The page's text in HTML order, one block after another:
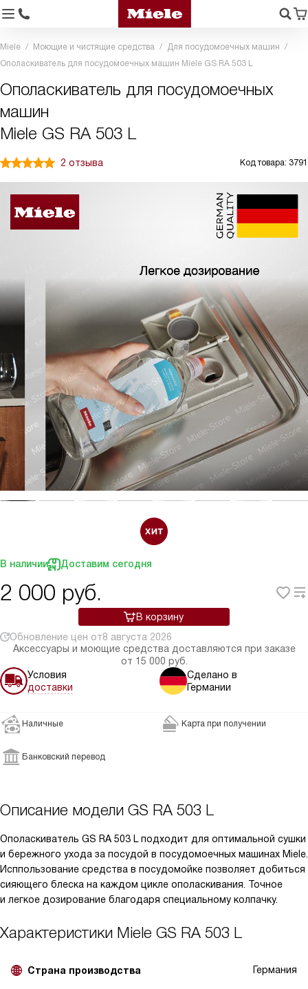
Miele Моющие и чистящие средства
Для посудомоечных машин
Ополаскиватель для посудомоечных машин Miele GS RA 503 L
Ополаскиватель для посудомоечных
машин
Miele GS RA 503 L
2 отзыва Код товара: 3791
В наличии Доставим сегодня
2 000 руб.
В корзину
Обновление цен от8 августа 2026
Аксессуары и моющие средства доставляются при заказе
от 15 000 руб.
Условия
доставки
Сделано в
Германии
Наличные Карта при получении
Банковский перевод
Описание модели GS RA 503 L
Ополаскиватель GS RA 503 L подходит для оптимальной сушки
и бережного ухода за посудой в посудомоечных машинах Miele.
Исппользование средства в посудомойке позволяет добиться
сияющего блеска на каждом цикле ополаскивания. Точное
и легкое дозирование благодаря специальному колпачку.
Характеристики Miele GS RA 503 L
Страна производства Германия